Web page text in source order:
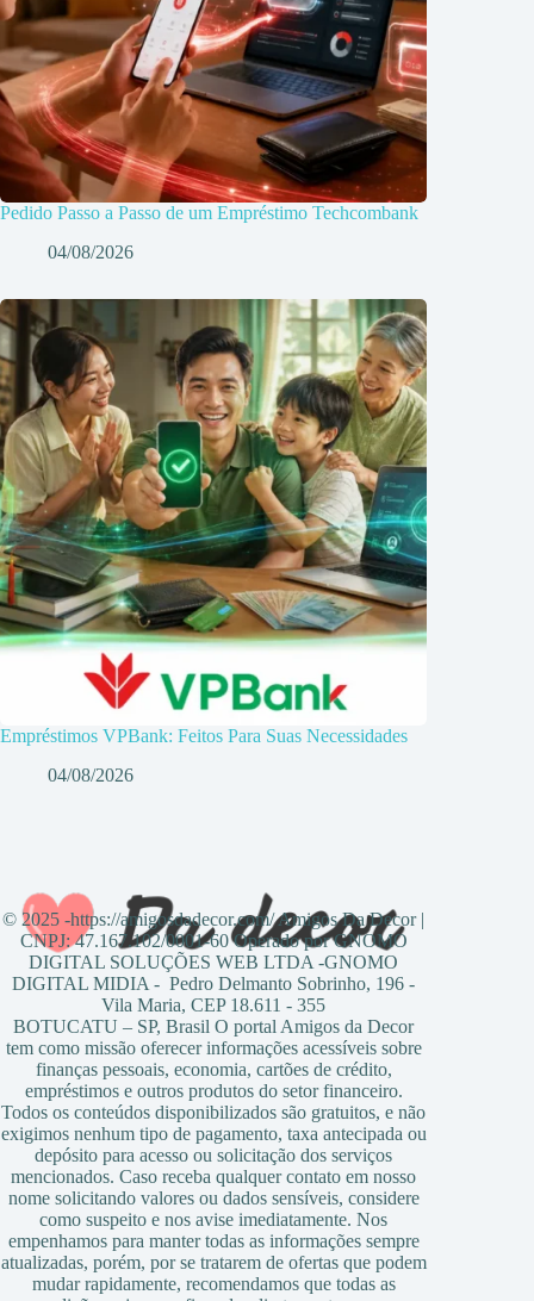
Pedido Passo a Passo de um Empréstimo Techcombank
04/08/2026
Empréstimos VPBank: Feitos Para Suas Necessidades
04/08/2026
© 2025 -https://amigosdadecor.com/ Amigos Da Decor |
CNPJ: 47.167.102/0001-60 Operado por GNOMO
DIGITAL SOLUÇÕES WEB LTDA -GNOMO
DIGITAL MIDIA - Pedro Delmanto Sobrinho, 196 -
Vila Maria, CEP 18.611 - 355
BOTUCATU – SP, Brasil O portal Amigos da Decor
tem como missão oferecer informações acessíveis sobre
finanças pessoais, economia, cartões de crédito,
empréstimos e outros produtos do setor financeiro.
Todos os conteúdos disponibilizados são gratuitos, e não
exigimos nenhum tipo de pagamento, taxa antecipada ou
depósito para acesso ou solicitação dos serviços
mencionados. Caso receba qualquer contato em nosso
nome solicitando valores ou dados sensíveis, considere
como suspeito e nos avise imediatamente. Nos
empenhamos para manter todas as informações sempre
atualizadas, porém, por se tratarem de ofertas que podem
mudar rapidamente, recomendamos que todas as